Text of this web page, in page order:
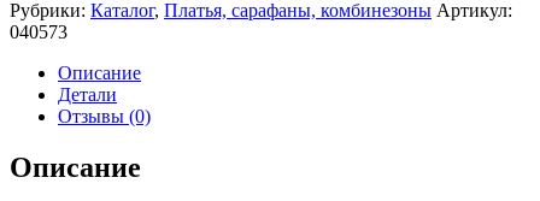
Рубрики: Каталог, Платья, сарафаны, комбинезоны Артикул:
040573
Описание
Детали
Отзывы (0)
Описание